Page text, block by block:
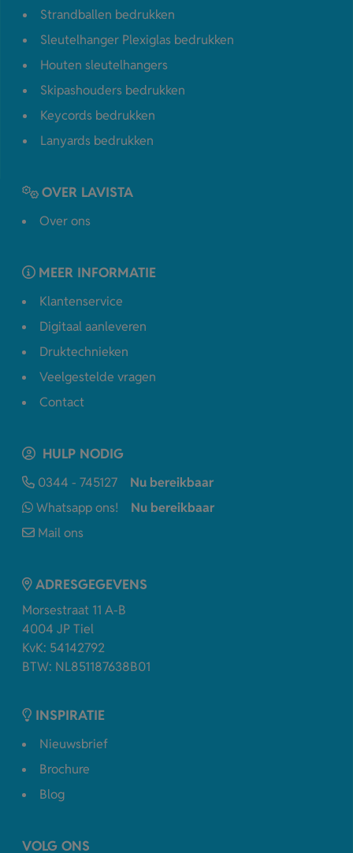
Strandballen bedrukken
Sleutelhanger Plexiglas bedrukken
Houten sleutelhangers
Skipashouders bedrukken
Keycords bedrukken
Lanyards bedrukken
OVER LAVISTA
Over ons
MEER INFORMATIE
Klantenservice
Digitaal aanleveren
Druktechnieken
Veelgestelde vragen
Contact
HULP NODIG
0344 - 745127
Nu bereikbaar
Whatsapp ons!
Nu bereikbaar
Mail ons
ADRESGEGEVENS
Morsestraat 11 A-B
4004 JP Tiel
KvK: 54142792
BTW: NL851187638B01
INSPIRATIE
Nieuwsbrief
Brochure
Blog
VOLG ONS